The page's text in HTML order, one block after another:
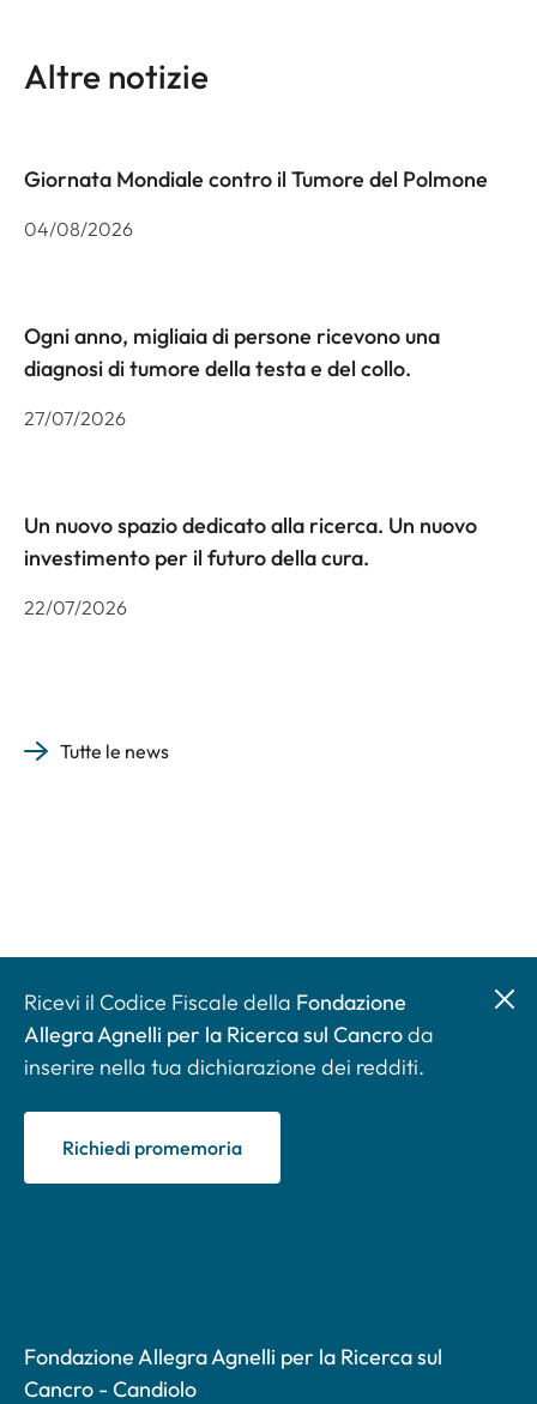
Altre notizie
Giornata Mondiale contro il Tumore del Polmone
04/08/2026
Ogni anno, migliaia di persone ricevono una
diagnosi di tumore della testa e del collo.
27/07/2026
Un nuovo spazio dedicato alla ricerca. Un nuovo
investimento per il futuro della cura.
22/07/2026
Tutte le news
Ricevi il Codice Fiscale della Fondazione
Allegra Agnelli per la Ricerca sul Cancroda
inserire nella tua dichiarazione dei redditi.
Richiedi promemoria
Fondazione Allegra Agnelli per la Ricerca sul
Cancro - Candiolo